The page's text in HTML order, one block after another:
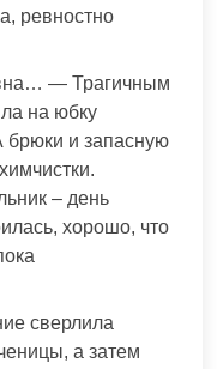
ревностно
— Трагичным
на юбку
брюки и запасную
– день
хорошо, что
сверлила
а затем